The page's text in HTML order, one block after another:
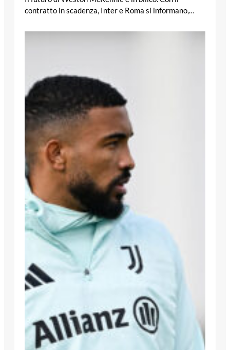
contratto in scadenza, Inter e Roma si informano,…